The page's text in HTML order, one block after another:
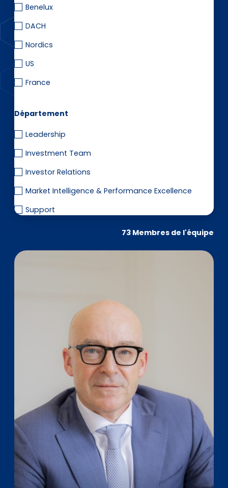
Connexion Pulse
Benelux
DACH
Nordics
US
France
Département
Leadership
Investment Team
Investor Relations
Market Intelligence & Performance Excellence
Support
73 Membres de l'équipe